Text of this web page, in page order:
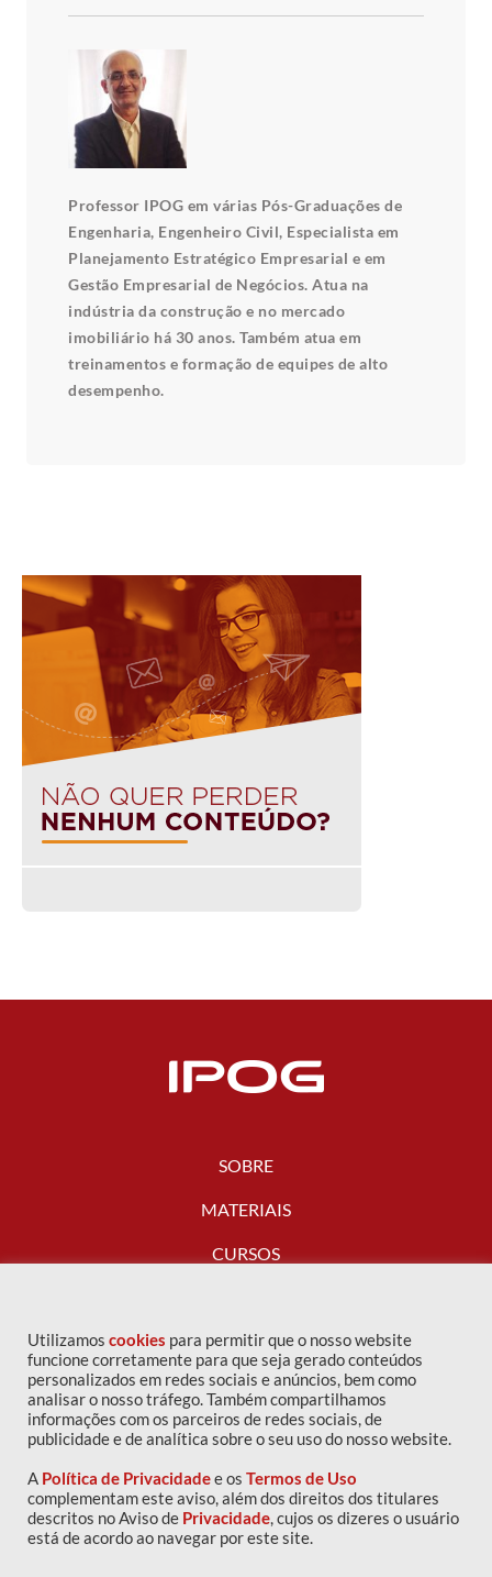
Professor IPOG em várias Pós-Graduações de
Engenharia, Engenheiro Civil, Especialista em
Planejamento Estratégico Empresarial e em
Gestão Empresarial de Negócios. Atua na
indústria da construção e no mercado
imobiliário há 30 anos. Também atua em
treinamentos e formação de equipes de alto
desempenho.
SOBRE
MATERIAIS
CURSOS
FALE CONOSCO
Copyright © 2016 IPOG - Todos os direitos reservados
Política de privacidade
Utilizamos cookies para permitir que o nosso website
funcione corretamente para que seja gerado conteúdos
personalizados em redes sociais e anúncios, bem como
analisar o nosso tráfego. Também compartilhamos
informações com os parceiros de redes sociais, de
publicidade e de analítica sobre o seu uso do nosso website.
A Política de Privacidadee os Termos de Uso
complementam este aviso, além dos direitos dos titulares
descritos no Aviso de Privacidade, cujos os dizeres o usuário
está de acordo ao navegar por este site.